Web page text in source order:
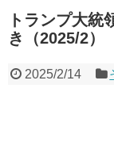
トランプ大統
き（2025/2）
2025/2/14